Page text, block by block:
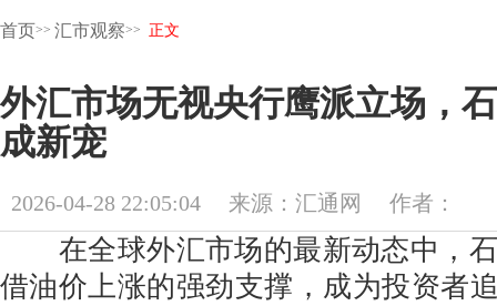
首页>> 汇市观察>> 正文
外汇市场无视央行鹰派立场，
成新宠
2026-04-28 22:05:04 来源：汇通网 作者：
在全球外汇市场的最新动态中，石
借油价上涨的强劲支撑，成为投资者